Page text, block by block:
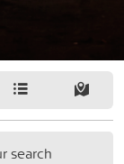
search